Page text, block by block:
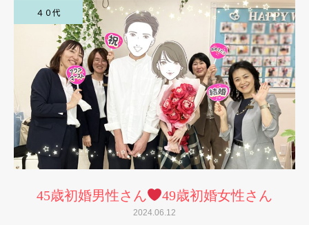
４０代
45歳初婚男性さん 49歳初婚女性さん
2024.06.12